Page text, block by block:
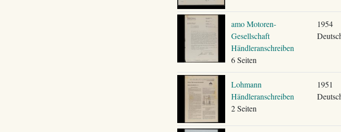
amo Motoren-
Gesellschaft
Händleranschreiben
6 Seiten
1954
Lohmann
Händleranschreiben
2 Seiten
1951